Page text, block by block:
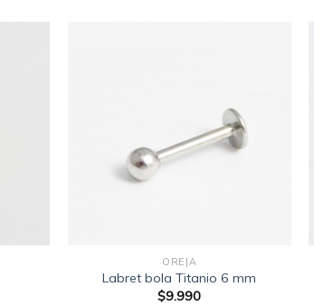
deseos
OREJA
Labret bola Titanio 6 mm
$9.990